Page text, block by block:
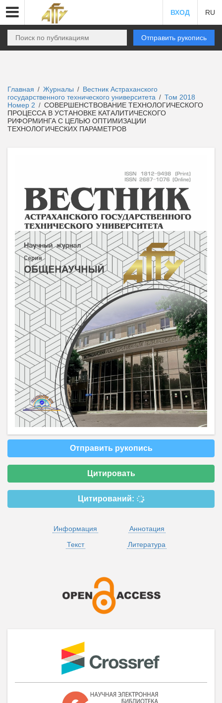
ВХОД RU
Отправить рукопись
Главная / Журналы / Вестник Астраханского
государственного технического университета / Том 2018
Номер 2 / СОВЕРШЕНСТВОВАНИЕ ТЕХНОЛОГИЧЕСКОГО
ПРОЦЕССА В УСТАНОВКЕ КАТАЛИТИЧЕСКОГО
РИФОРМИНГА С ЦЕЛЬЮ ОПТИМИЗАЦИИ
ТЕХНОЛОГИЧЕСКИХ ПАРАМЕТРОВ
Отправить рукопись
Цитировать
Цитирований:
Информация
Аннотация
Текст
Литература